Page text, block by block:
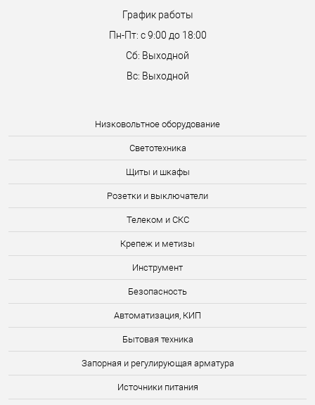
Низковольтное оборудование
Светотехника
Щиты и шкафы
Розетки и выключатели
Телеком и СКС
Крепеж и метизы
Инструмент
Безопасность
Автоматизация, КИП
Бытовая техника
Запорная и регулирующая арматура
Источники питания
График работы
Пн-Пт: с 9:00 до 18:00
Сб: Выходной
Вс: Выходной